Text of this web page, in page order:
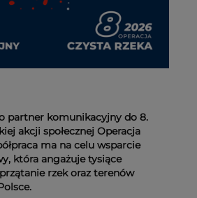
partner komunikacyjny do 8.
akcji społecznej Operacja
ma na celu wsparcie
która angażuje tysiące
rzek oraz terenów